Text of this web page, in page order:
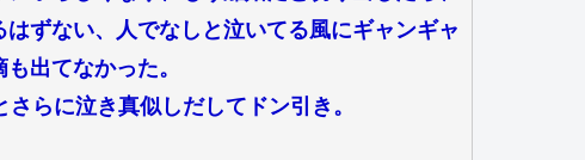
ずない、人でなしと泣いてる風にギャンギャ
出てなかった。
らに泣き真似しだしてドン引き。